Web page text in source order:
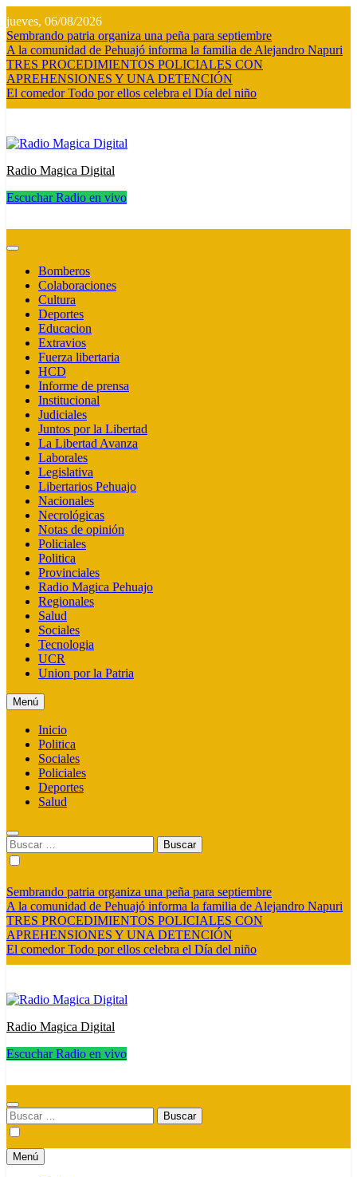
al
contenido
jueves, 06/08/2026
Sembrando patria organiza una peña para septiembre
A la comunidad de Pehuajó informa la familia de Alejandro Napuri
TRES PROCEDIMIENTOS POLICIALES CON
APREHENSIONES Y UNA DETENCIÓN
El comedor Todo por ellos celebra el Día del niño
Radio Magica Digital
Escuchar Radio en vivo
Bomberos
Colaboraciones
Cultura
Deportes
Educacion
Extravios
Fuerza libertaria
HCD
Informe de prensa
Institucional
Judiciales
Juntos por la Libertad
La Libertad Avanza
Laborales
Legislativa
Libertarios Pehuajo
Nacionales
Necrológicas
Notas de opinión
Policiales
Politica
Provinciales
Radio Magica Pehuajo
Regionales
Salud
Sociales
Tecnologia
UCR
Union por la Patria
Menú
Inicio
Politica
Sociales
Policiales
Deportes
Salud
Buscar:
Sembrando patria organiza una peña para septiembre
A la comunidad de Pehuajó informa la familia de Alejandro Napuri
TRES PROCEDIMIENTOS POLICIALES CON
APREHENSIONES Y UNA DETENCIÓN
El comedor Todo por ellos celebra el Día del niño
Radio Magica Digital
Escuchar Radio en vivo
Buscar:
Menú